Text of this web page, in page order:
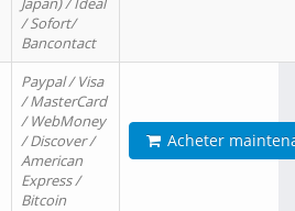
/ Sofort/
Bancontact
Paypal / Visa
/ MasterCard
/ WebMoney
/ Discover /
American
Express /
Bitcoin
Acheter